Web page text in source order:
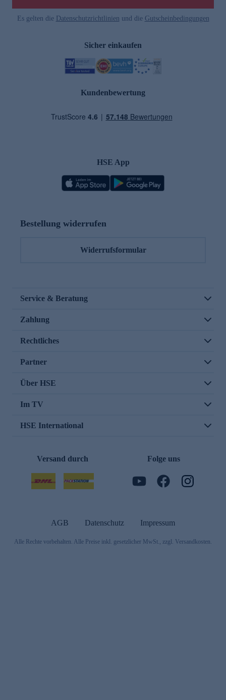
Es gelten die Datenschutzrichtlinien und die Gutscheinbedingungen
Sicher einkaufen
Kundenbewertung
HSE App
Bestellung widerrufen
Widerrufsformular
Service & Beratung
Zahlung
Rechtliches
Partner
Über HSE
Im TV
HSE International
Versand durch Folge uns
AGB Datenschutz Impressum
Alle Rechte vorbehalten. Alle Preise inkl. gesetzlicher MwSt., zzgl. Versandkosten.